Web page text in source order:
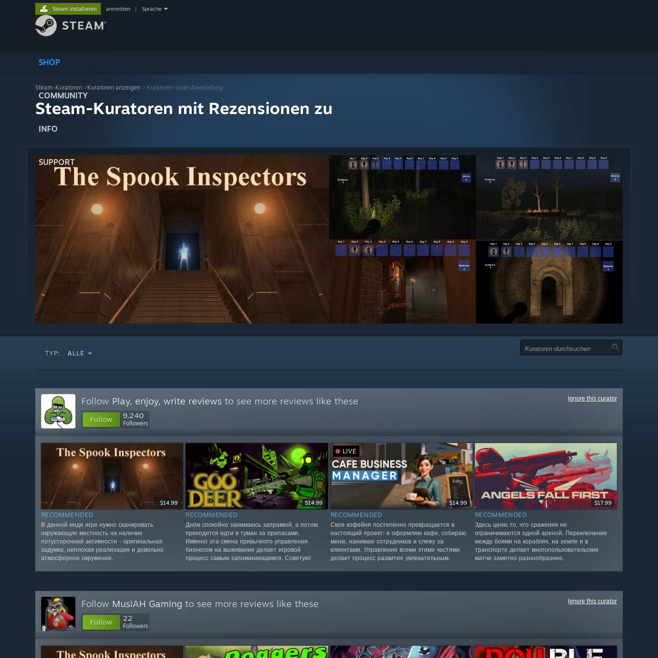
SHOP
COMMUNITY
INFO
SUPPORT
Steam installieren anmelden Sprache
Steam-Kuratoren >Kuratoren anzeigen > Kuratoren einer Anwendung
Steam-Kuratoren mit Rezensionen zu
TYP: ALLE
Follow Play, enjoy, write reviews to see more reviews like these
Follow 9,240
Followers
Ignore this curator
$14.99
RECOMMENDED
В данной инди игре нужно сканировать
окружающую местность на наличие
потусторонней активности - оригинальная
задумка, неплохая реализация и довольно
атмосферное окружение.
$14.99
RECOMMENDED
Днём спокойно занимаюсь заправкой, а потом
приходится идти в туман за припасами.
Именно эта смена привычного управления
бизнесом на выживание делает игровой
процесс самым запоминающимся. Советую!
LIVE
$14.99
RECOMMENDED
Своя кофейня постепенно превращается в
настоящий проект: я оформляю кафе, собираю
меню, нанимаю сотрудников и слежу за
клиентами. Управление всеми этими частями
делает процесс развития увлекательным.
$17.99
RECOMMENDED
Здесь ценю то, что сражения не
ограничиваются одной ареной. Переключение
между боями на кораблях, на земле и в
транспорте делает многопользовательские
матчи заметно разнообразнее.
Follow MusiAH Gaming to see more reviews like these
Follow 22
Followers
Ignore this curator